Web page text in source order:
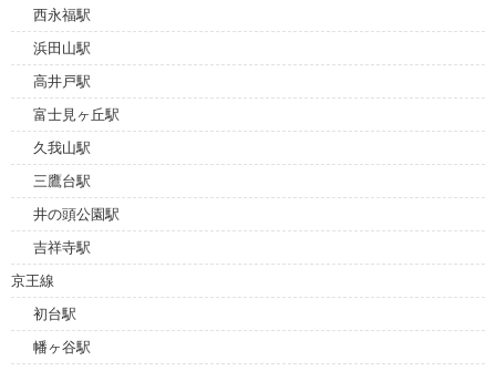
西永福駅
浜田山駅
高井戸駅
富士見ヶ丘駅
久我山駅
三鷹台駅
井の頭公園駅
吉祥寺駅
京王線
初台駅
幡ヶ谷駅